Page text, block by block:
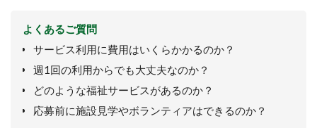
よくあるご質問
サービス利用に費用はいくらかかるのか？
週1回の利用からでも大丈夫なのか？
どのような福祉サービスがあるのか？
応募前に施設見学やボランティアはできるのか？